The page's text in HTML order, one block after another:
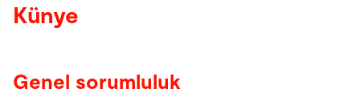
Haber merkezi
Şirket
Künye
Genel sorumluluk